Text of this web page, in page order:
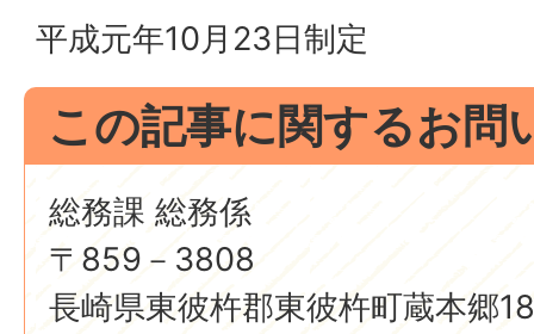
平成元年10月23日制定
この記事に関するお問
総務課 総務係
〒859－3808
長崎県東彼杵郡東彼杵町蔵本郷